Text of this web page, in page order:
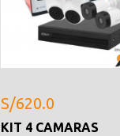
S/620.0
KIT 4 CAMARAS